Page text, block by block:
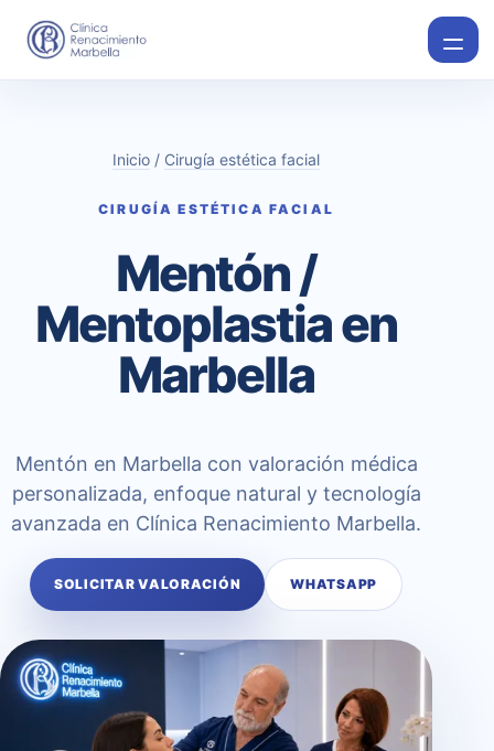
Inicio / Cirugía estética facial
CIRUGÍA ESTÉTICA FACIAL
Mentón /
Mentoplastia en
Marbella
Mentón en Marbella con valoración médica
personalizada, enfoque natural y tecnología
avanzada en Clínica Renacimiento Marbella.
SOLICITAR VALORACIÓN WHATSAPP